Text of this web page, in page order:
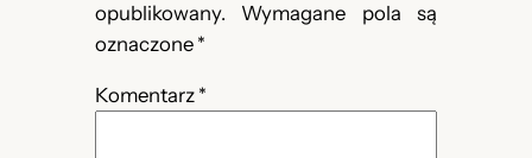
opublikowany.
Wymagane pola są
oznaczone *
Komentarz *